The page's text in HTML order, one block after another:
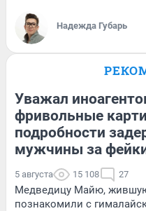
Надежда Губарь
Уважал
фривольные
подробности
мужчины за
5 августа 15 108 27
Медведицу Майю,
познакомили с